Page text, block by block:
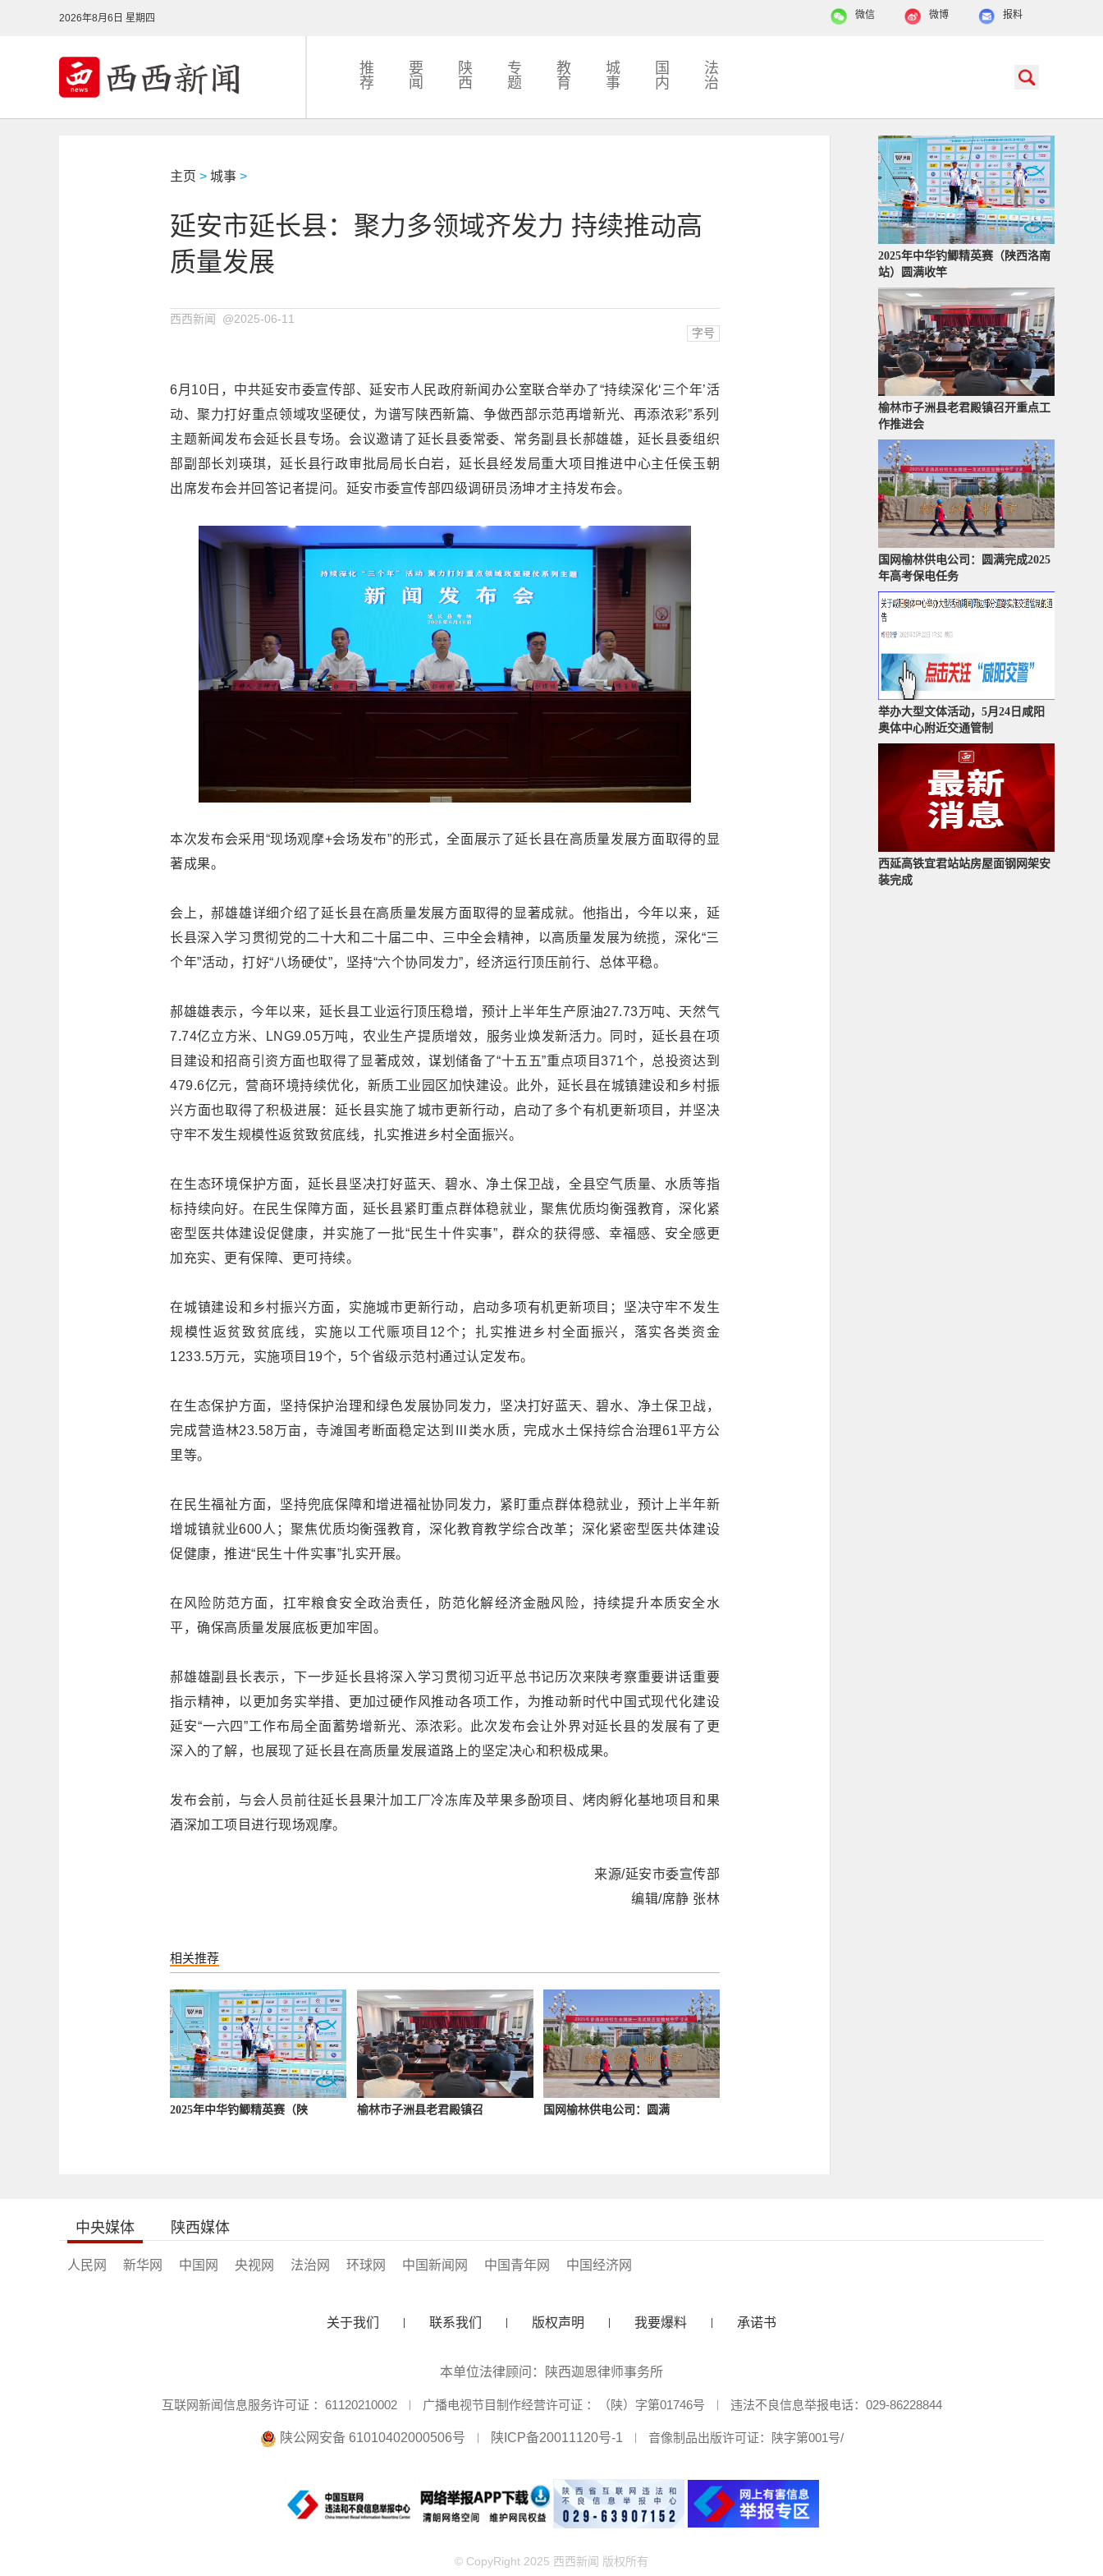
2026年8月6日 星期四 报料
微博
微信
推
荐
要
闻
陕
西
专
题
教
育
城
事
国
内
法
治
主页 > 城事 >
延安市延长县：聚力多领域齐发力 持续推动高
质量发展
西西新闻 @2025-06-11
字号
6月10日，中共延安市委宣传部、延安市人民政府新闻办公室联合举办了“持续深化‘三个年’活
动、聚力打好重点领域攻坚硬仗，为谱写陕西新篇、争做西部示范再增新光、再添浓彩”系列
主题新闻发布会延长县专场。会议邀请了延长县委常委、常务副县长郝雄雄，延长县委组织
部副部长刘瑛琪，延长县行政审批局局长白岩，延长县经发局重大项目推进中心主任侯玉朝
出席发布会并回答记者提问。延安市委宣传部四级调研员汤坤才主持发布会。
本次发布会采用“现场观摩+会场发布”的形式，全面展示了延长县在高质量发展方面取得的显
著成果。
会上，郝雄雄详细介绍了延长县在高质量发展方面取得的显著成就。他指出，今年以来，延
长县深入学习贯彻党的二十大和二十届二中、三中全会精神，以高质量发展为统揽，深化“三
个年”活动，打好“八场硬仗”，坚持“六个协同发力”，经济运行顶压前行、总体平稳。
郝雄雄表示，今年以来，延长县工业运行顶压稳增，预计上半年生产原油27.73万吨、天然气
7.74亿立方米、LNG9.05万吨，农业生产提质增效，服务业焕发新活力。同时，延长县在项
目建设和招商引资方面也取得了显著成效，谋划储备了“十五五”重点项目371个，总投资达到
479.6亿元，营商环境持续优化，新质工业园区加快建设。此外，延长县在城镇建设和乡村振
兴方面也取得了积极进展：延长县实施了城市更新行动，启动了多个有机更新项目，并坚决
守牢不发生规模性返贫致贫底线，扎实推进乡村全面振兴。
在生态环境保护方面，延长县坚决打好蓝天、碧水、净土保卫战，全县空气质量、水质等指
标持续向好。在民生保障方面，延长县紧盯重点群体稳就业，聚焦优质均衡强教育，深化紧
密型医共体建设促健康，并实施了一批“民生十件实事”，群众的获得感、幸福感、安全感更
加充实、更有保障、更可持续。
在城镇建设和乡村振兴方面，实施城市更新行动，启动多项有机更新项目；坚决守牢不发生
规模性返贫致贫底线，实施以工代赈项目12个；扎实推进乡村全面振兴，落实各类资金
1233.5万元，实施项目19个，5个省级示范村通过认定发布。
在生态保护方面，坚持保护治理和绿色发展协同发力，坚决打好蓝天、碧水、净土保卫战，
完成营造林23.58万亩，寺滩国考断面稳定达到Ⅲ类水质，完成水土保持综合治理61平方公
里等。
在民生福祉方面，坚持兜底保障和增进福祉协同发力，紧盯重点群体稳就业，预计上半年新
增城镇就业600人；聚焦优质均衡强教育，深化教育教学综合改革；深化紧密型医共体建设
促健康，推进“民生十件实事”扎实开展。
在风险防范方面，扛牢粮食安全政治责任，防范化解经济金融风险，持续提升本质安全水
平，确保高质量发展底板更加牢固。
郝雄雄副县长表示，下一步延长县将深入学习贯彻习近平总书记历次来陕考察重要讲话重要
指示精神，以更加务实举措、更加过硬作风推动各项工作，为推动新时代中国式现代化建设
延安“一六四”工作布局全面蓄势增新光、添浓彩。此次发布会让外界对延长县的发展有了更
深入的了解，也展现了延长县在高质量发展道路上的坚定决心和积极成果。
发布会前，与会人员前往延长县果汁加工厂冷冻库及苹果多酚项目、烤肉孵化基地项目和果
酒深加工项目进行现场观摩。
来源/延安市委宣传部
编辑/席静 张林
相关推荐
2025年中华钓鲫精英赛（陕 榆林市子洲县老君殿镇召 国网榆林供电公司：圆满
2025年中华钓鲫精英赛（陕西洛南
站）圆满收竿
榆林市子洲县老君殿镇召开重点工
作推进会
国网榆林供电公司：圆满完成2025
年高考保电任务
举办大型文体活动，5月24日咸阳
奥体中心附近交通管制
西延高铁宜君站站房屋面钢网架安
装完成
中央媒体 陕西媒体
人民网 新华网 中国网 央视网 法治网 环球网 中国新闻网 中国青年网 中国经济网
关于我们 联系我们 版权声明 我要爆料 承诺书
本单位法律顾问：陕西迦恩律师事务所
互联网新闻信息服务许可证 ：61120210002 广播电视节目制作经营许可证 ：（陕）字第01746号 违法不良信息举报电话：029-86228844
陕公网安备 61010402000506号 陕ICP备20011120号-1 音像制品出版许可证：陕字第001号/
© CopyRight 2025 西西新闻 版权所有